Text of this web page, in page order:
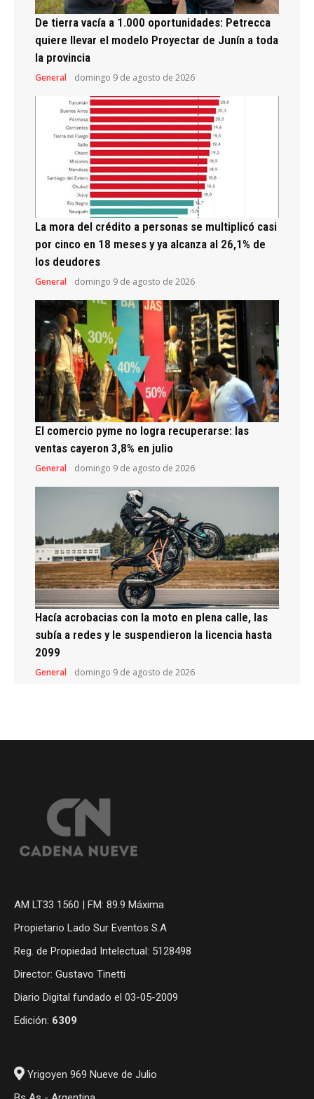
De tierra vacía a 1.000 oportunidades: Petrecca
quiere llevar el modelo Proyectar de Junín a toda
la provincia
General domingo 9 de agosto de 2026
La mora del crédito a personas se multiplicó casi
por cinco en 18 meses y ya alcanza al 26,1% de
los deudores
General domingo 9 de agosto de 2026
El comercio pyme no logra recuperarse: las
ventas cayeron 3,8% en julio
General domingo 9 de agosto de 2026
Hacía acrobacias con la moto en plena calle, las
subía a redes y le suspendieron la licencia hasta
2099
General domingo 9 de agosto de 2026
AM LT33 1560 | FM: 89.9 Máxima
Propietario Lado Sur Eventos S.A
Reg. de Propiedad Intelectual: 5128498
Director: Gustavo Tinetti
Diario Digital fundado el 03-05-2009
Edición: 6309
Yrigoyen 969 Nueve de Julio